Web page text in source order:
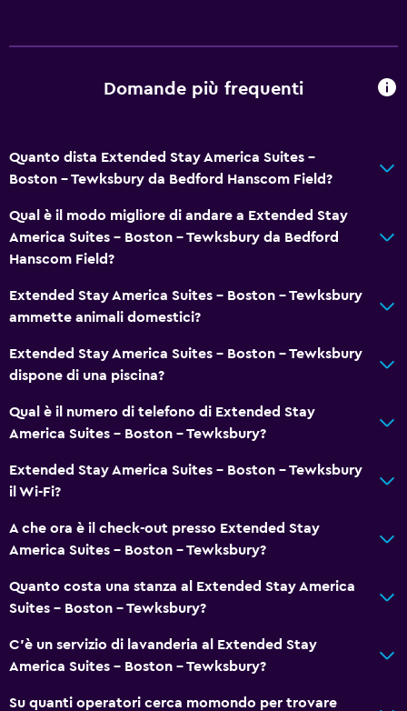
Non fumatori
supplementi.
Lavanderia
Servizio lavanderia
Ferro e asse da stiro
Ristoranti
Il cibo può essere consegnato presso l'alloggio dell'ospite
Distributore di bevande
Distributore di snack
Generale
Telefono
Domande più frequenti
Quanto dista Extended Stay America Suites -
Boston - Tewksbury da Bedford Hanscom Field?
Qual è il modo migliore di andare a Extended Stay
America Suites - Boston - Tewksbury da Bedford
Hanscom Field?
Extended Stay America Suites - Boston - Tewksbury
ammette animali domestici?
Extended Stay America Suites - Boston - Tewksbury
dispone di una piscina?
Qual è il numero di telefono di Extended Stay
America Suites - Boston - Tewksbury?
Extended Stay America Suites - Boston - Tewksbury
il Wi-Fi?
A che ora è il check-out presso Extended Stay
America Suites - Boston - Tewksbury?
Quanto costa una stanza al Extended Stay America
Suites - Boston - Tewksbury?
C'è un servizio di lavanderia al Extended Stay
America Suites - Boston - Tewksbury?
Su quanti operatori cerca momondo per trovare